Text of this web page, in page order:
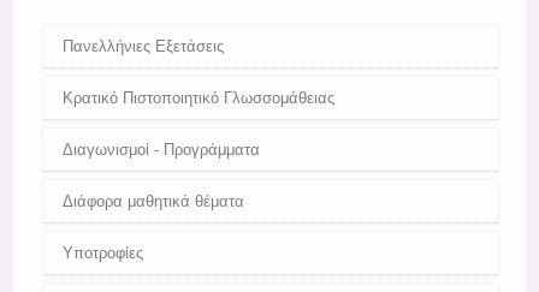
Πανελλήνιες Εξετάσεις
Κρατικό Πιστοποιητικό Γλωσσομάθειας
Διαγωνισμοί - Προγράμματα
Διάφορα μαθητικά θέματα
Υποτροφίες